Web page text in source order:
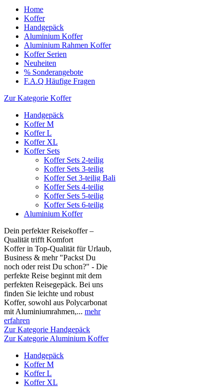
Home
Koffer
Handgepäck
Aluminium Koffer
Aluminium Rahmen Koffer
Koffer Serien
Neuheiten
% Sonderangebote
F.A.Q Häufige Fragen
Zur Kategorie Koffer
Handgepäck
Koffer M
Koffer L
Koffer XL
Koffer Sets
Koffer Sets 2-teilig
Koffer Sets 3-teilig
Koffer Set 3-teilig Bali
Koffer Sets 4-teilig
Koffer Sets 5-teilig
Koffer Sets 6-teilig
Aluminium Koffer
Dein perfekter Reisekoffer –
Qualität trifft Komfort
Koffer in Top-Qualität für Urlaub,
Business & mehr "Packst Du
noch oder reist Du schon?" - Die
perfekte Reise beginnt mit dem
perfekten Reisegepäck. Bei uns
finden Sie leichte und robust
Koffer, sowohl aus Polycarbonat
mit Aluminiumrahmen,... mehr
erfahren
Zur Kategorie Handgepäck
Zur Kategorie Aluminium Koffer
Handgepäck
Koffer M
Koffer L
Koffer XL